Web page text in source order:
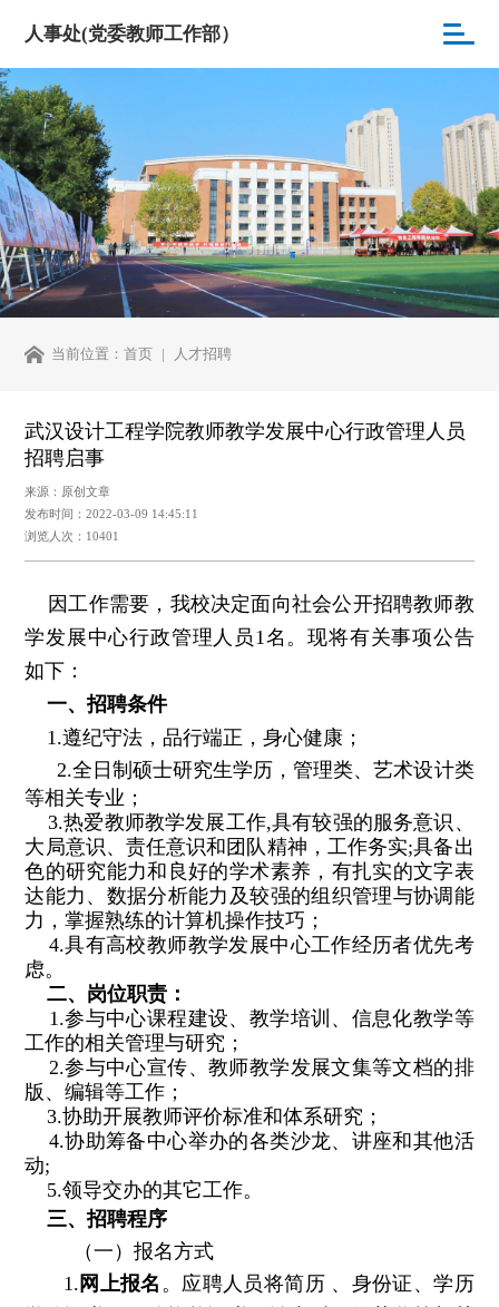
人事处(党委教师工作部）
当前位置：首页 人才招聘
武汉设计工程学院教师教学发展中心行政管理人员
招聘启事
来源：原创文章
发布时间：2022-03-09 14:45:11
浏览人次：10401
因工作需要， 我校决定面向社会公开招聘教师教
学发展中心行政管理人员1名。现将有关事项公告
如下：
一、招聘条件
1.遵纪守法，品行端正，身心健康；
2.全日制硕士研究生学历，管理类、艺术设计类
等相关专业；
3.热爱教师教学发展工作,具有较强的服务意识、
大局意识、责任意识和团队精神，工作务实;具备出
色的研究能力和良好的学术素养，有扎实的文字表
达能力、数据分析能力及较强的组织管理与协调能
力，掌握熟练的计算机操作技巧；
4.具有高校教师教学发展中心工作经历者优先考
虑。
二、岗位职责：
1.参与中心课程建设、教学培训、信息化教学等
工作的相关管理与研究；
2.参与中心宣传、教师教学发展文集等文档的排
版、编辑等工作；
3.协助开展教师评价标准和体系研究；
4.协助筹备中心举办的各类沙龙、讲座和其他活
动;
5.领导交办的其它工作。
三、招聘程序
（一）报名方式
1. 网上报名 。应聘人员将简历 、身份证、学历